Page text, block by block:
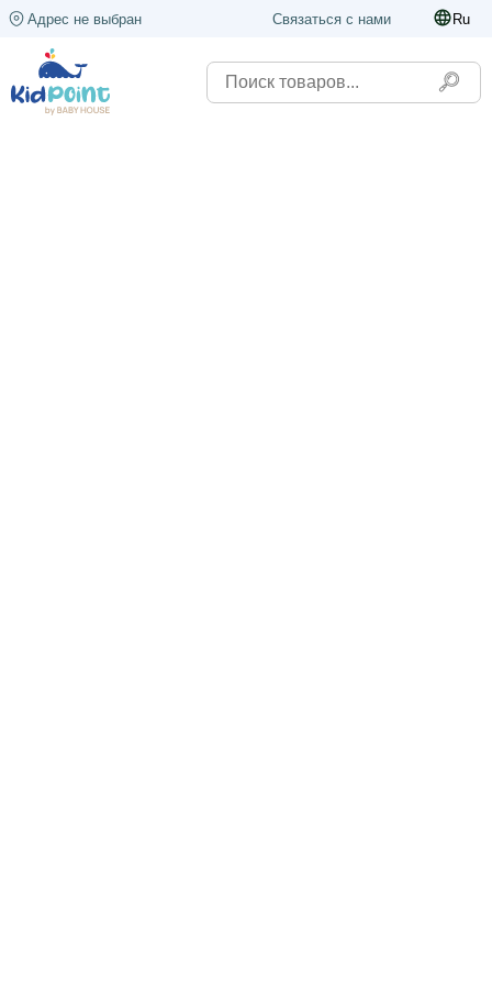
Адрес не выбран Связаться с нами Ru